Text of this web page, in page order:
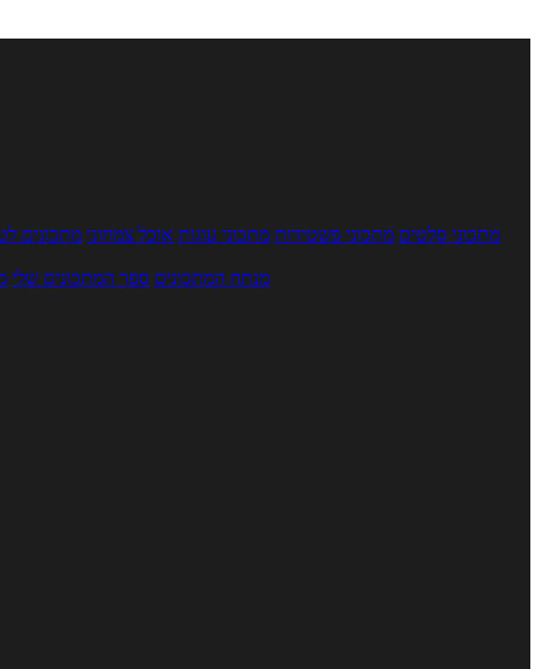
מתכוני סלטים מתכוני פשטידות מתכוני עוגות אוכל צמחוני מתכונים
מנתח המתכונים ספר המתכונים שלי